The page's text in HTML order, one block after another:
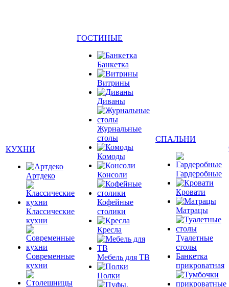
КУХНИ
Артдеко
Классические
кухни
Современные
кухни
ГОСТИНЫЕ
Банкетка
Витрины
Диваны
Журнальные
столы
Комоды
Консоли
Кофейные
столики
Кресла
Мебель для ТВ
Полки
СПАЛЬНИ
Гардеробные
Кровати
Матрацы
Туалетные
столы
Банкетка
прикроватная